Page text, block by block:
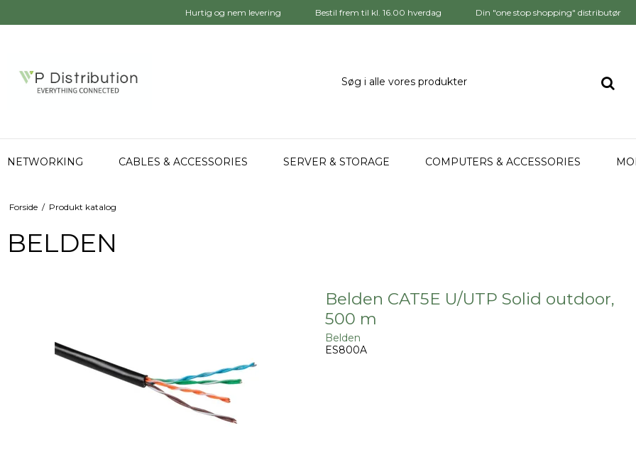
Hurtig og nem levering Bestil frem til kl. 16.00 hverdag Din "one stop shopping" distributør
NETWORKING CABLES & ACCESSORIES SERVER & STORAGE COMPUTERS & ACCESSORIES
Forside / Produkt katalog
BELDEN
Belden CAT5E U/UTP Solid outdoor,
500 m
Belden
ES800A